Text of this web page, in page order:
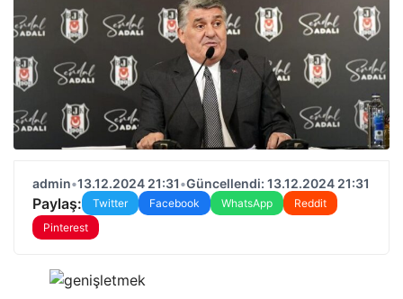
admin•13.12.2024 21:31•Güncellendi: 13.12.2024 21:31
Paylaş: Twitter Facebook WhatsApp
Reddit
Pinterest